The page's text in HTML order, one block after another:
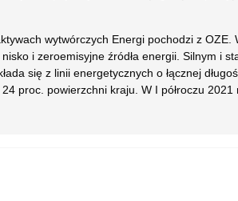
wytwórczych Energi pochodzi z
i zeroemisyjne źródła energii. Silnym i
się z linii energetycznych o łącznej
proc. powierzchni kraju. W I półroczu